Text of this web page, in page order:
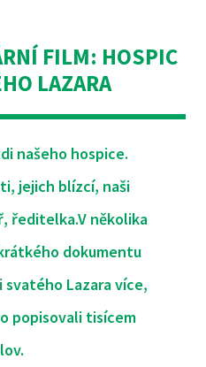
FILM: HOSPIC
LAZARA
našeho hospice.
jejich blízcí, naši
ředitelka.V několika
dokumentu
Lazara více,
popisovali tisícem